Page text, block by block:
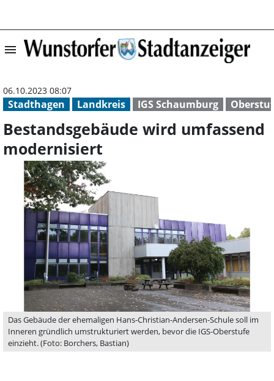
menu
Stadthagen Landkreis IGS Schaumburg
06.10.2023 08:07
Bestandsgebäude wird umfassend
modernisiert
Das Gebäude der ehemaligen Hans-Christian-Andersen-Schule soll im
Inneren gründlich umstrukturiert werden, bevor die IGS-Oberstufe
einzieht. (Foto: Borchers, Bastian)